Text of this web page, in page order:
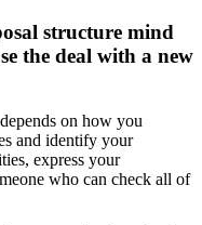
structure mind
the deal with a new
on how you
and identify your
express your
who can check all of